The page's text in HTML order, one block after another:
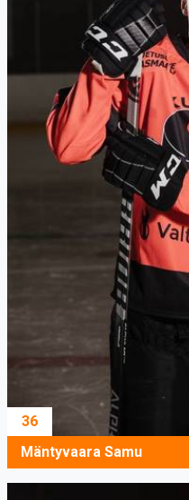
36
Mäntyvaara Samu